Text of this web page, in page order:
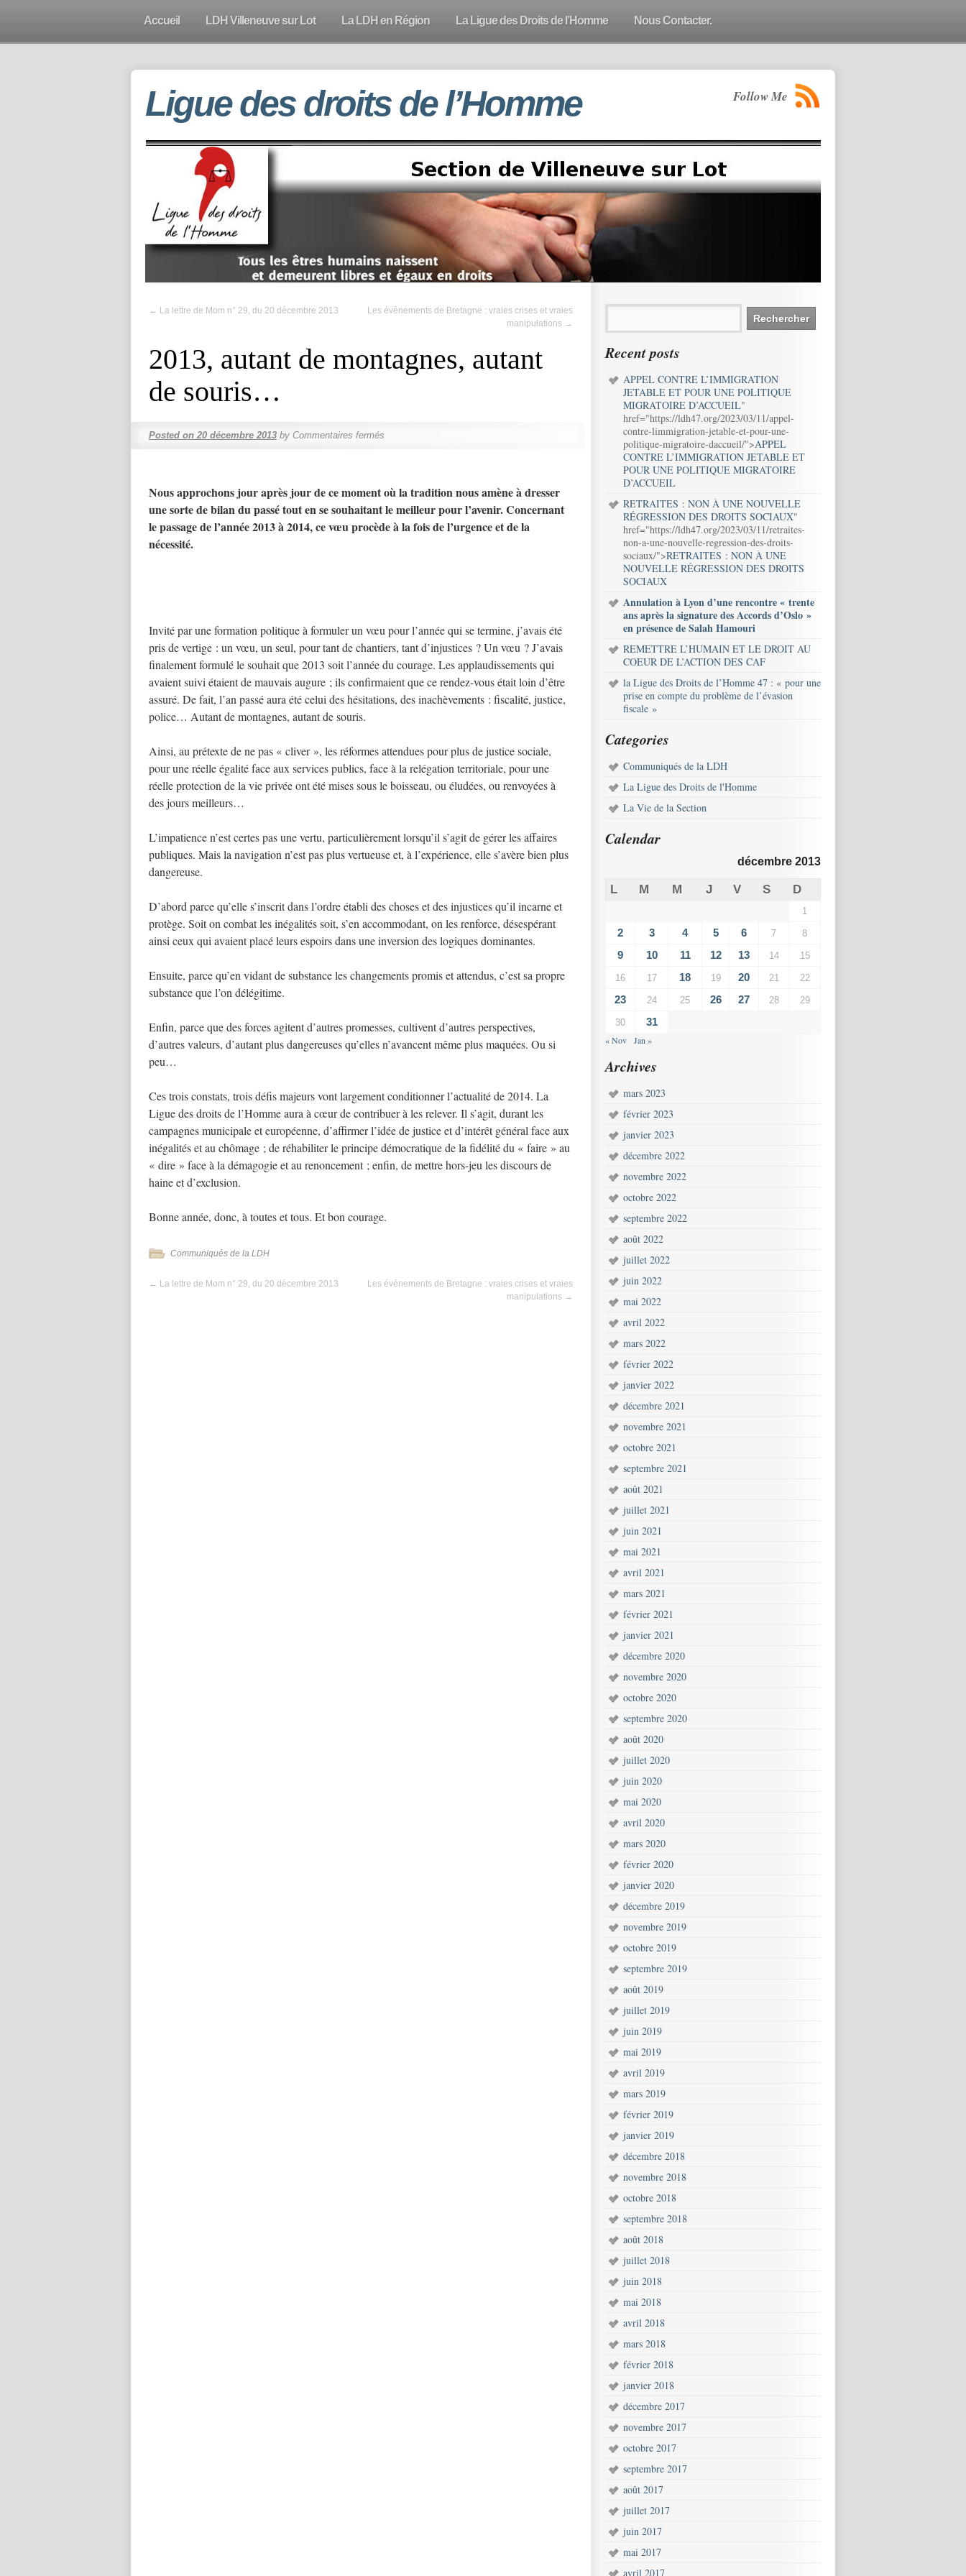
Accueil LDH Villeneuve sur Lot La LDH en Région La Ligue des Droits de l’Homme Nous Contacter.
Ligue des droits de l’Homme Follow Me
← La lettre de Mom n° 29, du 20 décembre 2013
Les événements de Bretagne : vraies crises et vraies
manipulations →
2013, autant de montagnes, autant
de souris…
Posted on 20 décembre 2013 by Commentaires fermés
Nous approchons jour après jour de ce moment où la tradition nous amène à dresser
une sorte de bilan du passé tout en se souhaitant le meilleur pour l’avenir. Concernant
le passage de l’année 2013 à 2014, ce vœu procède à la fois de l’urgence et de la
nécessité.
Invité par une formation politique à formuler un vœu pour l’année qui se termine, j’avais été
pris de vertige : un vœu, un seul, pour tant de chantiers, tant d’injustices ? Un vœu ? J’avais
finalement formulé le souhait que 2013 soit l’année du courage. Les applaudissements qui
avaient suivi étaient de mauvais augure ; ils confirmaient que ce rendez-vous était loin d’être
assuré. De fait, l’an passé aura été celui des hésitations, des inachèvements : fiscalité, justice,
police… Autant de montagnes, autant de souris.
Ainsi, au prétexte de ne pas « cliver », les réformes attendues pour plus de justice sociale,
pour une réelle égalité face aux services publics, face à la relégation territoriale, pour une
réelle protection de la vie privée ont été mises sous le boisseau, ou éludées, ou renvoyées à
des jours meilleurs…
L’impatience n’est certes pas une vertu, particulièrement lorsqu’il s’agit de gérer les affaires
publiques. Mais la navigation n’est pas plus vertueuse et, à l’expérience, elle s’avère bien plus
dangereuse.
D’abord parce qu’elle s’inscrit dans l’ordre établi des choses et des injustices qu’il incarne et
protège. Soit on combat les inégalités soit, s’en accommodant, on les renforce, désespérant
ainsi ceux qui avaient placé leurs espoirs dans une inversion des logiques dominantes.
Ensuite, parce qu’en vidant de substance les changements promis et attendus, c’est sa propre
substance que l’on délégitime.
Enfin, parce que des forces agitent d’autres promesses, cultivent d’autres perspectives,
d’autres valeurs, d’autant plus dangereuses qu’elles n’avancent même plus maquées. Ou si
peu…
Ces trois constats, trois défis majeurs vont largement conditionner l’actualité de 2014. La
Ligue des droits de l’Homme aura à cœur de contribuer à les relever. Il s’agit, durant les
campagnes municipale et européenne, d’affirmer l’idée de justice et d’intérêt général face aux
inégalités et au chômage ; de réhabiliter le principe démocratique de la fidélité du « faire » au
« dire » face à la démagogie et au renoncement ; enfin, de mettre hors-jeu les discours de
haine et d’exclusion.
Bonne année, donc, à toutes et tous. Et bon courage.
Communiqués de la LDH
← La lettre de Mom n° 29, du 20 décembre 2013
Les événements de Bretagne : vraies crises et vraies
manipulations →
Recent posts
APPEL CONTRE L’IMMIGRATION
JETABLE ET POUR UNE POLITIQUE
MIGRATOIRE D’ACCUEIL"
href="https://ldh47.org/2023/03/11/appel-
contre-limmigration-jetable-et-pour-une-
politique-migratoire-daccueil/">APPEL
CONTRE L’IMMIGRATION JETABLE ET
POUR UNE POLITIQUE MIGRATOIRE
D’ACCUEIL
RETRAITES : NON À UNE NOUVELLE
RÉGRESSION DES DROITS SOCIAUX"
href="https://ldh47.org/2023/03/11/retraites-
non-a-une-nouvelle-regression-des-droits-
sociaux/">RETRAITES : NON À UNE
NOUVELLE RÉGRESSION DES DROITS
SOCIAUX
Annulation à Lyon d’une rencontre « trente
ans après la signature des Accords d’Oslo »
en présence de Salah Hamouri
REMETTRE L’HUMAIN ET LE DROIT AU
COEUR DE L’ACTION DES CAF
la Ligue des Droits de l’Homme 47 : « pour une
prise en compte du problème de l’évasion
fiscale »
Categories
Communiqués de la LDH
La Ligue des Droits de l'Homme
La Vie de la Section
Calendar
décembre 2013
L M M J V S D
1
2 3 4 5 6 7 8
9 10 11 12 13 14 15
16 17 18 19 20 21 22
23 24 25 26 27 28 29
30 31
« Nov Jan »
Archives
mars 2023
février 2023
janvier 2023
décembre 2022
novembre 2022
octobre 2022
septembre 2022
août 2022
juillet 2022
juin 2022
mai 2022
avril 2022
mars 2022
février 2022
janvier 2022
décembre 2021
novembre 2021
octobre 2021
septembre 2021
août 2021
juillet 2021
juin 2021
mai 2021
avril 2021
mars 2021
février 2021
janvier 2021
décembre 2020
novembre 2020
octobre 2020
septembre 2020
août 2020
juillet 2020
juin 2020
mai 2020
avril 2020
mars 2020
février 2020
janvier 2020
décembre 2019
novembre 2019
octobre 2019
septembre 2019
août 2019
juillet 2019
juin 2019
mai 2019
avril 2019
mars 2019
février 2019
janvier 2019
décembre 2018
novembre 2018
octobre 2018
septembre 2018
août 2018
juillet 2018
juin 2018
mai 2018
avril 2018
mars 2018
février 2018
janvier 2018
décembre 2017
novembre 2017
octobre 2017
septembre 2017
août 2017
juillet 2017
juin 2017
mai 2017
avril 2017